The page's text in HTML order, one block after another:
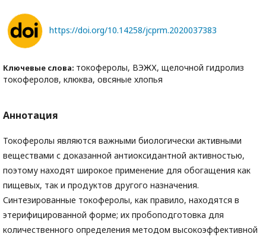
https://doi.org/10.14258/jcprm.2020037383
Ключевые слова: токоферолы, ВЭЖХ, щелочной гидролиз
токоферолов, клюква, овсяные хлопья
Аннотация
Токоферолы являются важными биологически активными
веществами с доказанной антиоксидантной активностью,
поэтому находят широкое применение для обогащения как
пищевых, так и продуктов другого назначения.
Синтезированные токоферолы, как правило, находятся в
этерифицированной форме; их пробоподготовка для
количественного определения методом высокоэффективной